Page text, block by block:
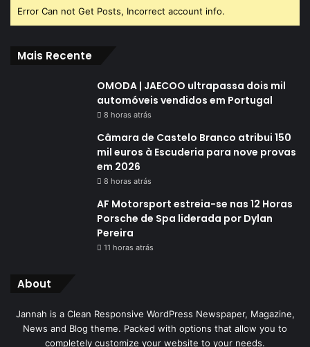
Error Can not Get Posts, Incorrect account info.
Mais Recente
OMODA | JAECOO ultrapassa dois mil
automóveis vendidos em Portugal
8 horas atrás
Câmara de Castelo Branco atribui 150
mil euros à Escuderia para nove provas
em 2026
8 horas atrás
AF Motorsport estreia-se nas 12 Horas
Porsche de Spa liderada por Dylan
Pereira
11 horas atrás
About
Jannah is a Clean Responsive WordPress Newspaper, Magazine,
News and Blog theme. Packed with options that allow you to
completely customize your website to your needs.